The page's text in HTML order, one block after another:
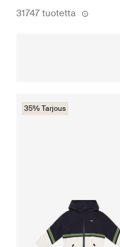
31747 tuotetta
35% Tarjous